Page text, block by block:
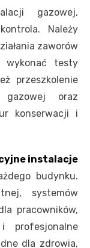
gazowej,
Należy
zaworów
wykonać testy
przeszkolenie
oraz
konserwacji i
instalacje
budynku.
systemów
pracowników,
profesjonalne
dla zdrowia,